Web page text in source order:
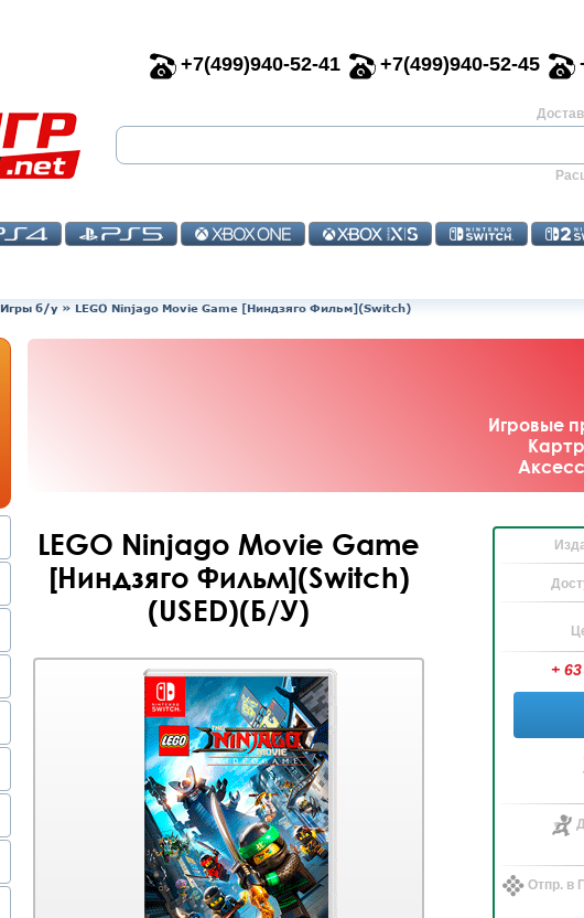
+7(499)940-52-41 +7(499)940-52-45
Игры б/у » LEGO Ninjago Movie Game [Ниндзяго Фильм](Switch)
Игровые
LEGO Ninjago Movie Game
[Ниндзяго Фильм](Switch)
(USED)(Б/У)
+ 63
Отпр. в